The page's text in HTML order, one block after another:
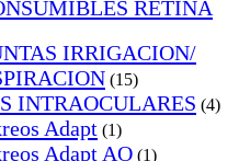
RETINA
IRRIGACION/
(15)
INTRAOCULARES (4)
Adapt (1)
Adapt AO (1)